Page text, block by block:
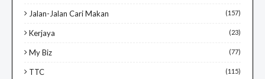
Jalan-Jalan Cari Makan (157)
Kerjaya (23)
My Biz (77)
TTC (115)